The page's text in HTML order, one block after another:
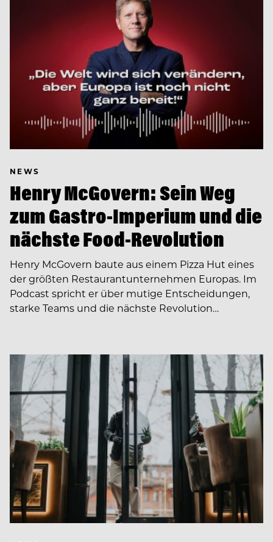
NEWS
Henry McGovern: Sein Weg
zum Gastro-Imperium und die
nächste Food-Revolution
Henry McGovern baute aus einem Pizza Hut eines
der größten Restaurantunternehmen Europas. Im
Podcast spricht er über mutige Entscheidungen,
starke Teams und die nächste Revolution…